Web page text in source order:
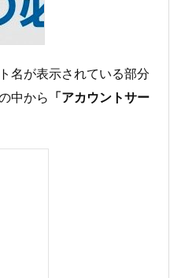
名が表示されている部分
中から 「アカウントサー